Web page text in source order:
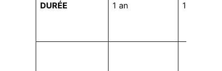
DURÉE 1 an 1 an